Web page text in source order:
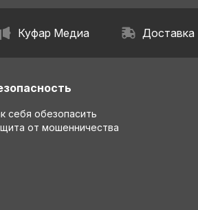
Куфар Медиа Доставка
себя обезопасить
от мошенничества